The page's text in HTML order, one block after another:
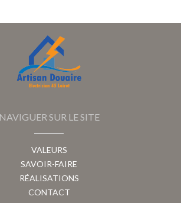
NAVIGUER SUR LE SITE
VALEURS
SAVOIR-FAIRE
RÉALISATIONS
CONTACT